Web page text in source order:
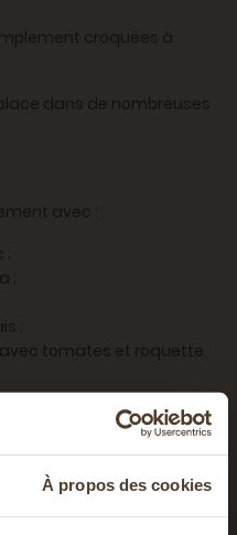
À propos des cookies
croquées à
dans de nombreuses
avec :
;
;
;
tomates et roquette.
préparer :